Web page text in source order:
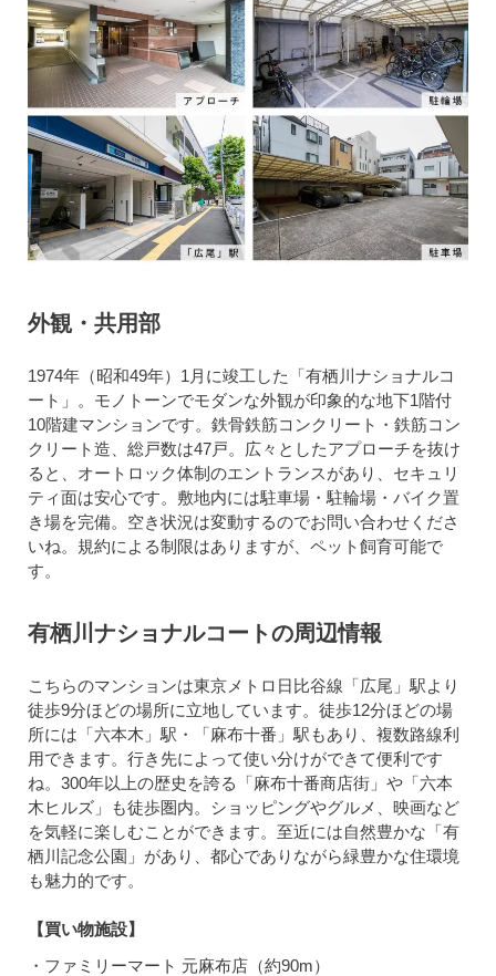
外観・共用部
1974年（昭和49年）1月に竣工した「有栖川ナショナルコ
ート」。モノトーンでモダンな外観が印象的な地下1階付
10階建マンションです。鉄骨鉄筋コンクリート・鉄筋コン
クリート造、総戸数は47戸。広々としたアプローチを抜け
ると、オートロック体制のエントランスがあり、セキュリ
ティ面は安心です。敷地内には駐車場・駐輪場・バイク置
き場を完備。空き状況は変動するのでお問い合わせくださ
いね。規約による制限はありますが、ペット飼育可能で
す。
有栖川ナショナルコートの周辺情報
こちらのマンションは東京メトロ日比谷線「広尾」駅より
徒歩9分ほどの場所に立地しています。徒歩12分ほどの場
所には「六本木」駅・「麻布十番」駅もあり、複数路線利
用できます。行き先によって使い分けができて便利です
ね。300年以上の歴史を誇る「麻布十番商店街」や「六本
木ヒルズ」も徒歩圏内。ショッピングやグルメ、映画など
を気軽に楽しむことができます。至近には自然豊かな「有
栖川記念公園」があり、都心でありながら緑豊かな住環境
も魅力的です。
【買い物施設】
・ファミリーマート 元麻布店（約90m）